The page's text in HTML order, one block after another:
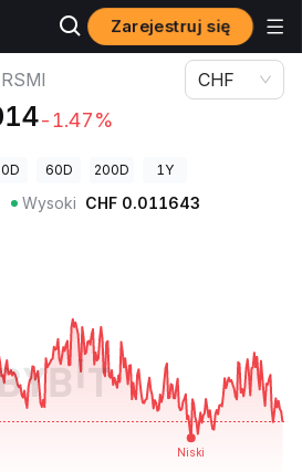
Zarejestruj się
MARSMI
-1.47%
CHF
60D 200D 1Y
Wysoki CHF 0.011643